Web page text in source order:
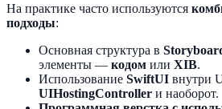
На практике часто используются
подходы:
Основная структура в
элементы — кодом или XIB.
Использование SwiftUI внутри
UIHostingController и наоборот.